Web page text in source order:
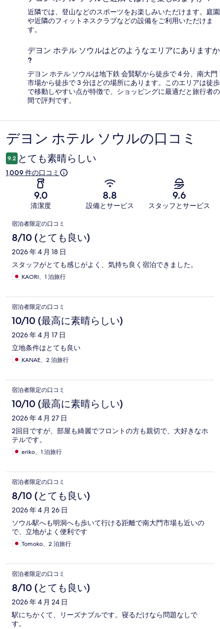
近隣では、登山などのスポーツをお楽しみいただけます。庭園
や近隣のフィットネスクラブなどの設備をご利用いただけま
す。
デヨン ホテル ソウルはどのようなエリアにありますか
?
デヨン ホテル ソウルは地下鉄 会賢駅から徒歩で 4 分、南大門
市場から徒歩で 3 分ほどの場所にあります。このエリアは徒歩
で移動しやすい点が特徴で、ショッピングに最適だと旅行者の
間で評判です。
口
コ
ミ
デヨン ホテル ソウルの口コミ
9.2 とても素晴らしい
1,009 件の口コミ
9.0
清潔度
8.8
設備とサービス
9.6
スタッフとサービス
口
コ
ミ
宿泊者限定の口コミ
8/10 (とても良い)
2026 年 4 月 18 日
スタッフがとても感じがよく、気持ち良く宿泊できました。
KAORI、1 泊旅行
宿泊者限定の口コミ
10/10 (最高に素晴らしい)
2026 年 4 月 17 日
立地条件はとても良い
KANAE、2 泊旅行
宿泊者限定の口コミ
10/10 (最高に素晴らしい)
2026 年 4 月 27 日
2回目ですが、部屋も綺麗でフロントの方も親切で、大好きなホ
テルです。
eriko、1 泊旅行
宿泊者限定の口コミ
8/10 (とても良い)
2026 年 4 月 26 日
ソウル駅へも明洞へも歩いて行ける距離で南大門市場も近いの
で、立地がよく便利です
Tomoko、2 泊旅行
宿泊者限定の口コミ
8/10 (とても良い)
2026 年 4 月 24 日
駅にちかくて、リーズナブルです。寝るだけなら問題なしで
す。